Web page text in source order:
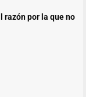
razón por la que no